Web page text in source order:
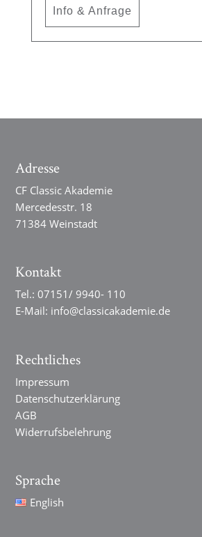
Info & Anfrage
Adresse
CF Classic Akademie
Mercedesstr. 18
71384 Weinstadt
Kontakt
Tel.:07151/ 9940- 110
E-Mail: info@classicakademie.de
Rechtliches
Impressum
Datenschutzerklärung
AGB
Widerrufsbelehrung
Sprache
English